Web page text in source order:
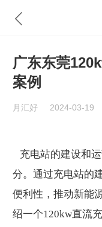
广东东莞
案例
月汇好 2024-03-19
充电站的建设和
分。通过充电站的
便利性，推动新能
绍一个120kw直流